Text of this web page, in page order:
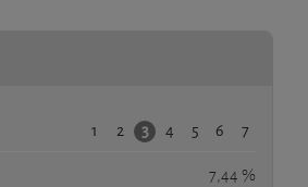
1 2 3 4 5 6 7
7,44 %